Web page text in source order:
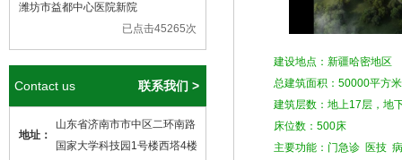
潍坊市益都中心医院新院
已点击45265次
Contact us 联系我们 >
地址：
山东省济南市市中区二环南路
国家大学科技园1号楼西塔4楼
建设地点：新疆哈密地区
总建筑面积：50000平方米
建筑层数：地上17层，地
床位数：500床
主要功能：门急诊 医技